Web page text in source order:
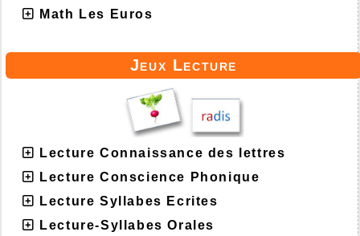
Math Les Euros
Jeux Lecture
Lecture Connaissance des lettres
Lecture Conscience Phonique
Lecture Syllabes Ecrites
Lecture-Syllabes Orales